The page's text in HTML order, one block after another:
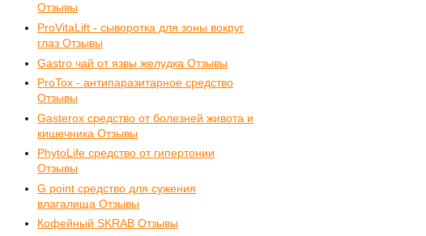
Отзывы
ProVitaLift - сыворотка для зоны вокруг
глаз Отзывы
Gastro чай от язвы желудка Отзывы
ProTox - антипаразитарное средство
Отзывы
Gasterox средство от болезней живота и
кишечника Отзывы
PhytoLife средство от гипертонии
Отзывы
G point средство для сужения
влагалища Отзывы
Кофейный SKRAB Отзывы